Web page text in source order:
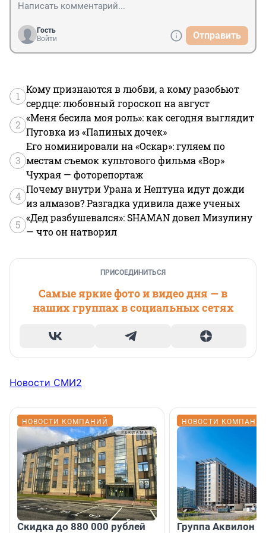
Гость
Войти
Отправить
1
Кому признаются в любви, а кому разобьют
сердце: любовный гороскоп на август
2
«Меня бесила моя роль»: как сегодня выглядит
Пуговка из «Папиных дочек»
3
Его номинировали на «Оскар»: гуляем по
местам съемок культового фильма «Вор»
Чухрая — фоторепортаж
4
Почему внутри Урана и Нептуна идут дожди
из алмазов? Разгадка удивила даже ученых
5
«Дед разбушевался»: SHAMAN довел Мизулину
— что он натворил
ПРИСОЕДИНИТЬСЯ
Самые яркие фото и видео дня — в
наших группах в социальных сетях
Новости СМИ2
НОВОСТИ КОМПАНИЙ
Скидка до 880 000 рублей
НОВОСТИ
Группа Аквилон